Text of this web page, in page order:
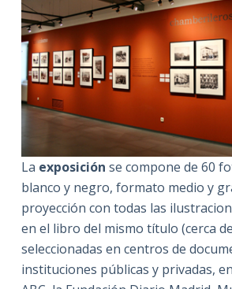
La exposición se compone de 60
blanco y negro, formato medio y
proyección con todas las
en el libro del mismo título (cerca
seleccionadas en centros de
instituciones públicas y privadas,